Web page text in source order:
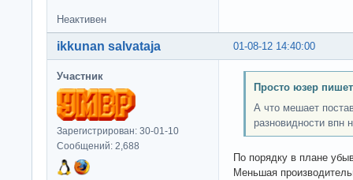
Неактивен
01-08-12 14:40:00
ikkunan salvataja
Участник
Зарегистрирован: 30-01-10
Сообщений: 2,688
Просто юзер
А что мешает
разновидности впн
По порядку в плане
Меньшая